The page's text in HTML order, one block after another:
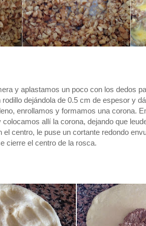
y aplastamos un poco con los dedos
dejándola de 0.5 cm de espesor y
enrollamos y formamos una corona.
allí la corona, dejando que
el centro, le puse un cortante redondo
cierre el centro de la rosca.